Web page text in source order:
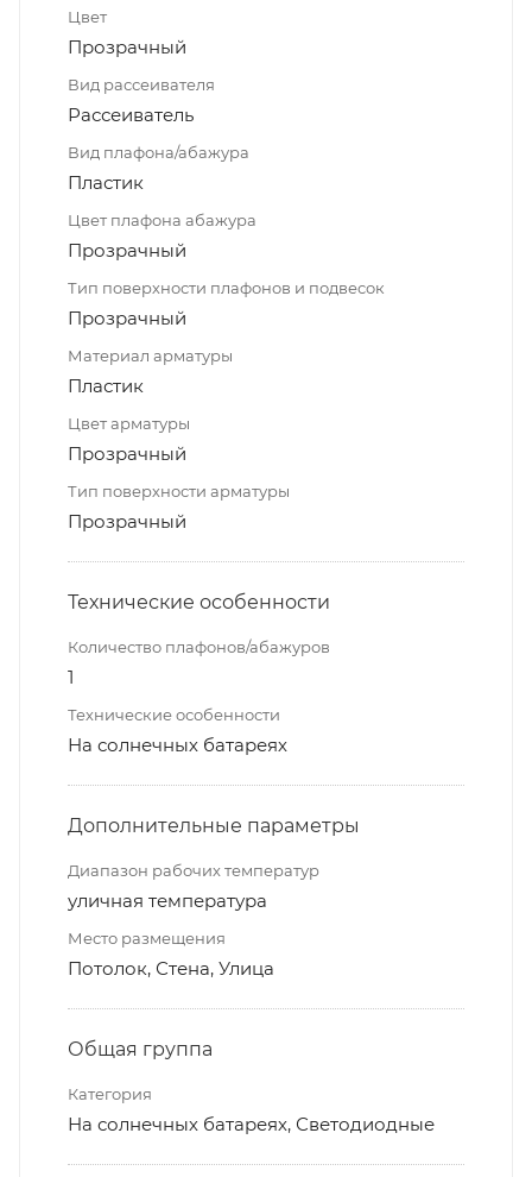
Цвет
Прозрачный
Вид рассеивателя
Рассеиватель
Вид плафона/абажура
Пластик
Цвет плафона абажура
Прозрачный
Тип поверхности плафонов и подвесок
Прозрачный
Материал арматуры
Пластик
Цвет арматуры
Прозрачный
Тип поверхности арматуры
Прозрачный
Технические особенности
Количество плафонов/абажуров
1
Технические особенности
На солнечных батареях
Дополнительные параметры
Диапазон рабочих температур
уличная температура
Место размещения
Потолок, Стена, Улица
Общая группа
Категория
На солнечных батареях, Светодиодные